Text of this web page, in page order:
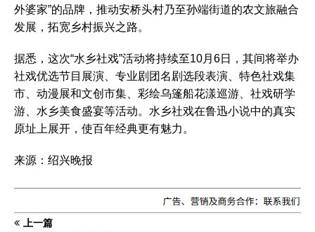
外婆家”的品牌，推动安桥头村乃至孙端街道的农文旅融合
发展，拓宽乡村振兴之路。
据悉，这次“水乡社戏”活动将持续至10月6日，其间将举办
社戏优选节目展演、专业剧团名剧选段表演、特色社戏集
市、动漫展和文创市集、彩绘乌篷船花漾巡游、社戏研学
游、水乡美食盛宴等活动。水乡社戏在鲁迅小说中的真实
原址上展开，使百年经典更有魅力。
来源：绍兴晚报
上一篇